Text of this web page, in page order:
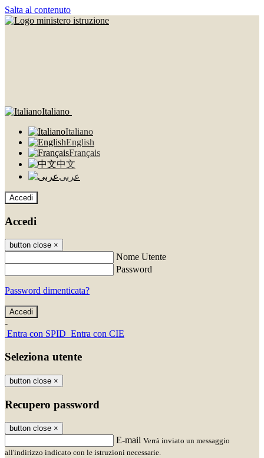
Salta al contenuto
Italiano
Italiano
English
Français
中文
عربى
Accedi
Accedi
button close ×
Nome Utente
Password
Password dimenticata?
-
Entra con SPID Entra con CIE
Seleziona utente
button close ×
Recupero password
button close ×
E-mail Verrà inviato un messaggio
all'indirizzo indicato con le istruzioni necessarie.